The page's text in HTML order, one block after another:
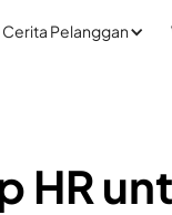
Cerita Pelanggan
HR